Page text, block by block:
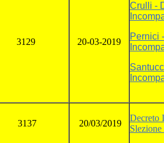
3129 20-03-2019
Crulli -
Pernici
3137 20/03/2019
Decreto